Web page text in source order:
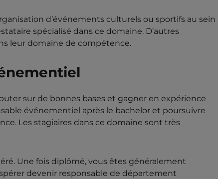
d’événements culturels ou sportifs au sein
spécialisé dans ce domaine. D’autres
leur domaine de compétence.
sur de bonnes bases et gagner en expérience
événementiel après le bachelor et poursuivre
Les stagiaires dans ce domaine sont très
Une fois diplômé, vous êtes généralement
devenir responsable de département